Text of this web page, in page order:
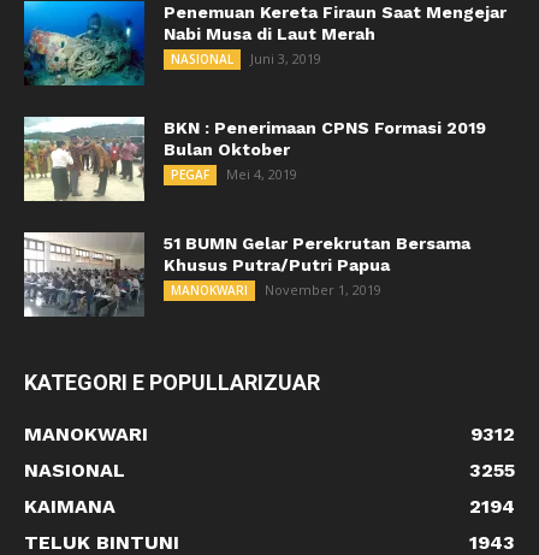
Penemuan Kereta Firaun Saat Mengejar
Nabi Musa di Laut Merah
NASIONAL Juni 3, 2019
BKN : Penerimaan CPNS Formasi 2019
Bulan Oktober
PEGAF Mei 4, 2019
51 BUMN Gelar Perekrutan Bersama
Khusus Putra/Putri Papua
MANOKWARI November 1, 2019
KATEGORI E POPULLARIZUAR
MANOKWARI
9312
NASIONAL
3255
KAIMANA
2194
TELUK BINTUNI
1943